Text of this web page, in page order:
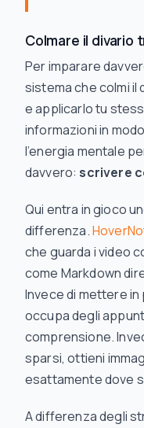
Colmare il divario
Per imparare
sistema che colmi
e applicarlo tu
informazioni in
l’energia mentale
davvero:scrivere
Qui entra in gioco
differenza.
che guarda i video
come Markdown
Invece di mettere in
occupa degli
comprensione.
sparsi, ottieni
esattamente dove
A differenza degli